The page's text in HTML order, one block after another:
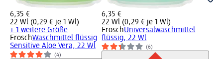
6,35 €
22 Wl (0,29 € je 1 Wl)
+ 1 weitere Größe
FroschWaschmittel flüssig
Sensitive Aloe Vera, 22 Wl
(4)
6,35 €
22 Wl (0,29 € je 1 Wl)
FroschUniversalwaschmittel
flüssig, 22 Wl
(6)